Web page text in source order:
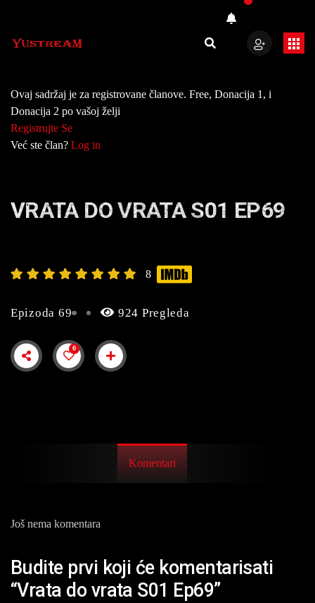
Ovaj sadržaj je za registrovane članove. Free, Donacija 1, i
Donacija 2 po vašoj želji
Registrujte Se
Već ste član? Log in
VRATA DO VRATA S01 EP69
8
Epizoda 69 924 Pregleda
0
Komentari
Još nema komentara
Budite prvi koji će komentarisati
“Vrata do vrata S01 Ep69”